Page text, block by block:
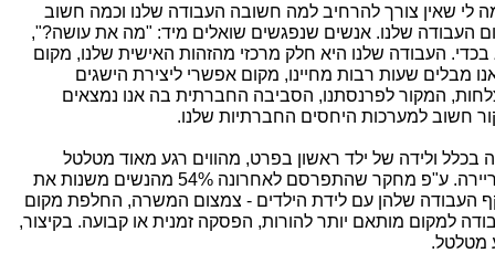
לי שאין צורך להרחיב למה חשובה העבודה שלנו וכמה חשוב
העבודה שלנו. אנשים שנפגשים שואלים מיד: "מה את עושה?",
בכדי. העבודה שלנו היא חלק מרכזי מהזהות האישית שלנו, מקום
מבלים שעות רבות מחיינו, מקום אפשרי ליצירת הישגים
המקור לפרנסתנו, הסביבה החברתית בה אנו נמצאים
חשוב למערכות היחסים החברתיות שלנו.
בכלל ולידה של ילד ראשון בפרט, מהווים רגע מאוד מטלטל
בקריירה. ע"פ מחקר שהתפרסם לאחרונה 54% מהנשים משנות את
העבודה שלהן עם לידת הילדים - צמצום המשרה, החלפת מקום
למקום מותאם יותר להורות, הפסקה זמנית או קבועה. בקיצור,
מטלטל.